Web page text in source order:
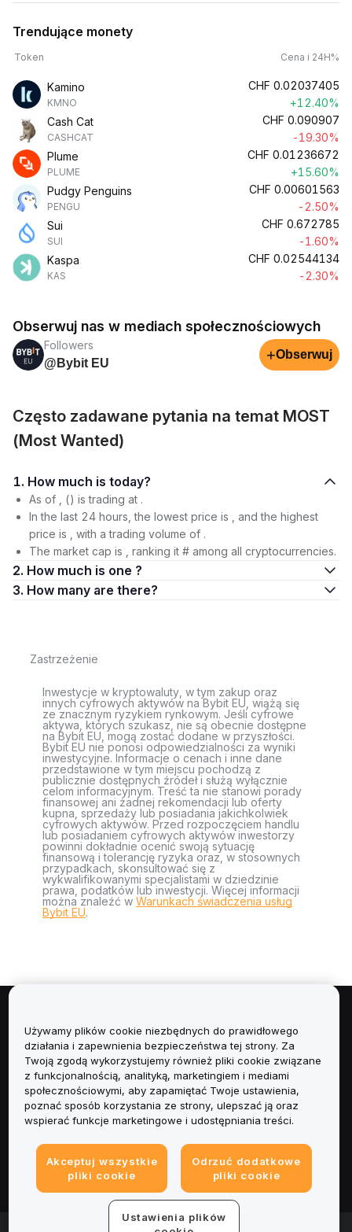
Trendujące monety
Token Cena i 24H%
Kamino
KMNO
CHF 0.02037405
+12.40%
Cash Cat
CASHCAT
CHF 0.090907
-19.30%
Plume
PLUME
CHF 0.01236672
+15.60%
Pudgy Penguins
PENGU
CHF 0.00601563
-2.50%
Sui
SUI
CHF 0.672785
-1.60%
Kaspa
KAS
CHF 0.02544134
-2.30%
Obserwuj nas w mediach społecznościowych
Followers
@Bybit EU
+Obserwuj
Często zadawane pytania na temat MOST
(Most Wanted)
1. How much is today?
As of , () is trading at .
In the last 24 hours, the lowest price is , and the highest
price is , with a trading volume of .
The market cap is , ranking it # among all cryptocurrencies.
2. How much is one ?
3. How many are there?
Zastrzeżenie
Inwestycje w kryptowaluty, w tym zakup oraz
innych cyfrowych aktywów na Bybit EU, wiążą się
ze znacznym ryzykiem rynkowym. Jeśli cyfrowe
aktywa, których szukasz, nie są obecnie dostępne
na Bybit EU, mogą zostać dodane w przyszłości.
Bybit EU nie ponosi odpowiedzialności za wyniki
inwestycyjne. Informacje o cenach i inne dane
przedstawione w tym miejscu pochodzą z
publicznie dostępnych źródeł i służą wyłącznie
celom informacyjnym. Treść ta nie stanowi porady
finansowej ani żadnej rekomendacji lub oferty
kupna, sprzedaży lub posiadania jakichkolwiek
cyfrowych aktywów. Przed rozpoczęciem handlu
lub posiadaniem cyfrowych aktywów inwestorzy
powinni dokładnie ocenić swoją sytuację
finansową i tolerancję ryzyka oraz, w stosownych
przypadkach, skonsultować się z
wykwalifikowanymi specjalistami w dziedzinie
prawa, podatków lub inwestycji. Więcej informacji
można znaleźć w Warunkach świadczenia usług
Bybit EU.
Informacje
Usługi
Obsługa Klienta
Informacje prawne
Używamy plików cookie niezbędnych do prawidłowego
działania i zapewnienia bezpieczeństwa tej strony. Za
Twoją zgodą wykorzystujemy również pliki cookie związane
z funkcjonalnością, analityką, marketingiem i mediami
społecznościowymi, aby zapamiętać Twoje ustawienia,
poznać sposób korzystania ze strony, ulepszać ją oraz
wspierać funkcje marketingowe i udostępniania treści.
Akceptuj wszystkie
pliki cookie
Odrzuć dodatkowe
pliki cookie
Ustawienia plików